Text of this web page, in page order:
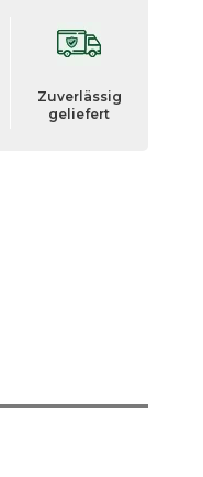
Zuverlässig
geliefert